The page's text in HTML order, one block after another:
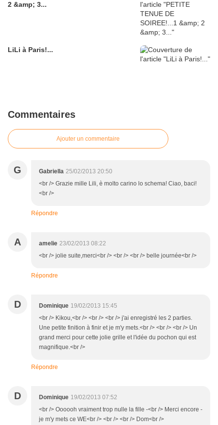
2 &amp; 3...
LiLi à Paris!...
Commentaires
Ajouter un commentaire
G Gabriella 25/02/2013 20:50
<br /> Grazie mille Lili, è molto carino lo schema! Ciao, baci!
<br />
Répondre
A amelie 23/02/2013 08:22
<br /> jolie suite,merci<br /> <br /> <br /> belle journée<br />
Répondre
D Dominique 19/02/2013 15:45
<br /> Kikou,<br /> <br /> <br /> j'ai enregistré les 2 parties.
Une petite finition à finir et je m'y mets.<br /> <br /> <br /> Un
grand merci pour cette jolie grille et l'idée du pochon qui est
magnifique.<br />
Répondre
D Dominique 19/02/2013 07:52
<br /> Oooooh vraiment trop nulle la fille -<br /> Merci encore -
je m'y mets ce WE<br /> <br /> <br /> Dom<br />